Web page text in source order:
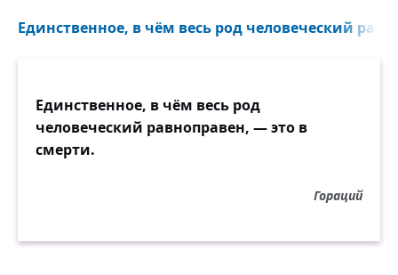
Единственное, в чём весь род человеческий
Единственное, в чём весь род
человеческий равноправен, — это в
смерти.
Гораций